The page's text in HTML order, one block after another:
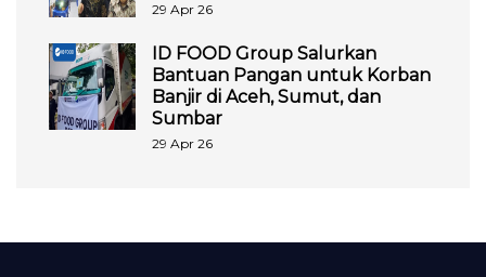
29 Apr 26
ID FOOD Group Salurkan
Bantuan Pangan untuk Korban
Banjir di Aceh, Sumut, dan
Sumbar
29 Apr 26